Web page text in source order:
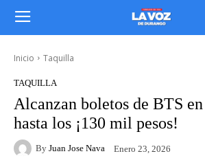
Inicio Taquilla
TAQUILLA
Alcanzan boletos de BTS
hasta los ¡130 mil pesos!
By Juan Jose Nava Enero 23, 2026